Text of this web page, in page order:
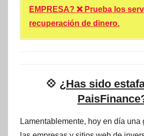
EMPRESA? ❌ Prueba los
recuperación de dinero.
💠 ¿Has sido
Lamentablemente, hoy en día una